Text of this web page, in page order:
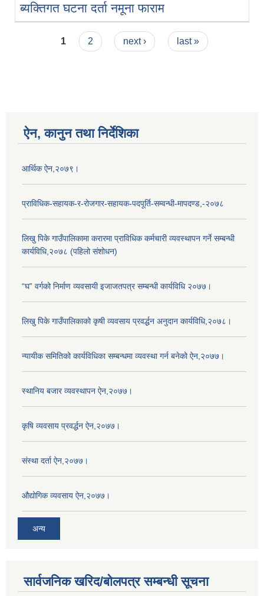
ब्यक्तिगत घटना दर्ता नमूना फाराम
Pages
1 2 next › last »
ऐन, कानुन तथा निर्देशिका
आर्थिक ऐन,२०७९।
प्राविधिक-सहायक-र-रोजगार-सहायक-पदपूर्ति-सम्वन्धी-मापदण्ड,-२०७८
लिखु पिके गाउँपालिकामा करारमा प्राविधिक कर्मचारी व्यवस्थापन गर्ने सम्बन्धी
कार्यविधि,२०७८ (पहिलो संशोधन)
“घ” वर्गको निर्माण व्यवसायी इजाजतपत्र सम्बन्धी कार्यविधि २०७७।
लिखु पिके गाउँपालिकाको कृषी व्यवसाय प्रवर्द्धन अनुदान कार्यविधि,२०७८।
न्यायीक समितिको कार्यविधिका सम्बन्धमा व्यवस्था गर्न बनेको ऐन,२०७७।
स्थानिय बजार व्यवस्थापन ऐन,२०७७।
कृषि व्यवसाय प्रवर्द्धन ऐन,२०७७।
संस्था दर्ता ऐन,२०७७।
औद्योगिक व्यवसाय ऐन,२०७७।
अन्य
सार्वजनिक खरिद/बोलपत्र सम्बन्धी सूचना